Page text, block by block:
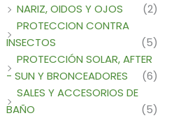
NARIZ, OIDOS Y OJOS
(2)
PROTECCION CONTRA
INSECTOS
(5)
PROTECCIÓN SOLAR, AFTER
- SUN Y BRONCEADORES
(6)
SALES Y ACCESORIOS DE
BAÑO
(5)